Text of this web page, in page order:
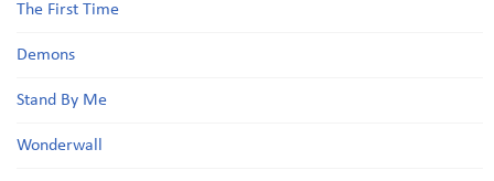
The First Time
Demons
Stand By Me
Wonderwall